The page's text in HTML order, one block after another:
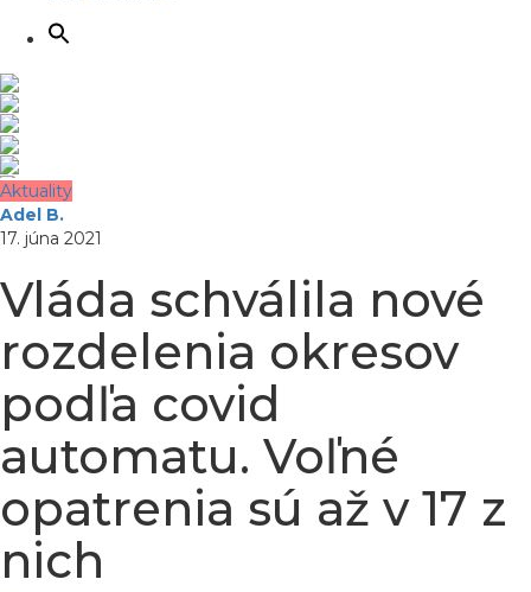
Aktuality
Adel B.
17. júna 2021
Vláda schválila nové
rozdelenia okresov
podľa covid
automatu. Voľné
opatrenia sú až v 17 z
nich